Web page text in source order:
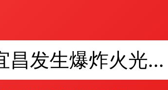
“湖北宜昌发生爆炸火光冲天”不实